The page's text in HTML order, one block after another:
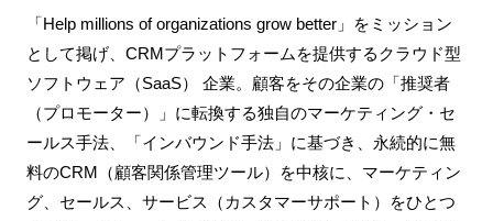
「Help millions of organizations grow better」をミッション
として掲げ、CRMプラットフォームを提供するクラウド型
ソフトウェア（SaaS） 企業。顧客をその企業の「推奨者
（プロモーター）」に転換する独自のマーケティング・セ
ールス手法、「インバウンド手法」に基づき、永続的に無
料のCRM（顧客関係管理ツール）を中核に、マーケティン
グ、セールス、サービス（カスタマーサポート）をひとつ